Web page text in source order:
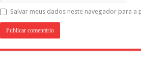
Salvar meus dados neste navegador para a